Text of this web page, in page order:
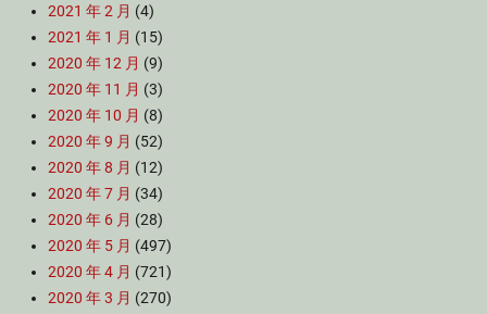
2021 年 2 月 (4)
2021 年 1 月 (15)
2020 年 12 月 (9)
2020 年 11 月 (3)
2020 年 10 月 (8)
2020 年 9 月 (52)
2020 年 8 月 (12)
2020 年 7 月 (34)
2020 年 6 月 (28)
2020 年 5 月 (497)
2020 年 4 月 (721)
2020 年 3 月 (270)